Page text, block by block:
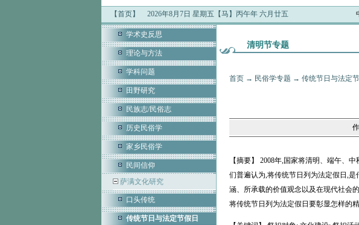
【首页】 2026年8月7日 星期五【马】丙午年 六月廿五 中
学术史反思
理论与方法
学科问题
田野研究
民族志/民俗志
历史民俗学
家乡民俗学
民间信仰
萨满文化研究
口头传统
传统节日与法定节假日
清明节专题
首页→ 民俗学专题 → 传统节日与法定
【摘要】 2008年,国家将清明、端午、
们普遍认为,将传统节日列为法定假日,
涵、所承载的价值观念以及在现代社会
将传统节日列为法定假日要彰显怎样